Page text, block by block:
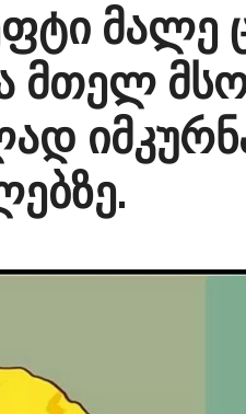
მალე
მთელ